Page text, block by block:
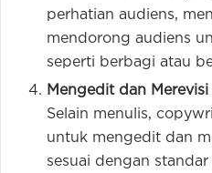
perhatian audiens,
mendorong audiens
seperti berbagi atau
Mengedit dan
Selain menulis,
untuk mengedit dan
sesuai dengan